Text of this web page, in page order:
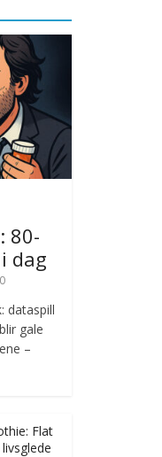
MDG
No
80-
dag
0
dataspill
gale
–
Flat